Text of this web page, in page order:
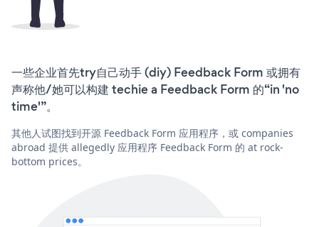
一些企业首先try自己动手 (diy) Feedback Form 或拥有
声称他/她可以构建 techie a Feedback Form 的“in 'no
time'”。
其他人试图找到开源 Feedback Form 应用程序，或 companies
abroad 提供 allegedly 应用程序 Feedback Form 的 at rock-
bottom prices。